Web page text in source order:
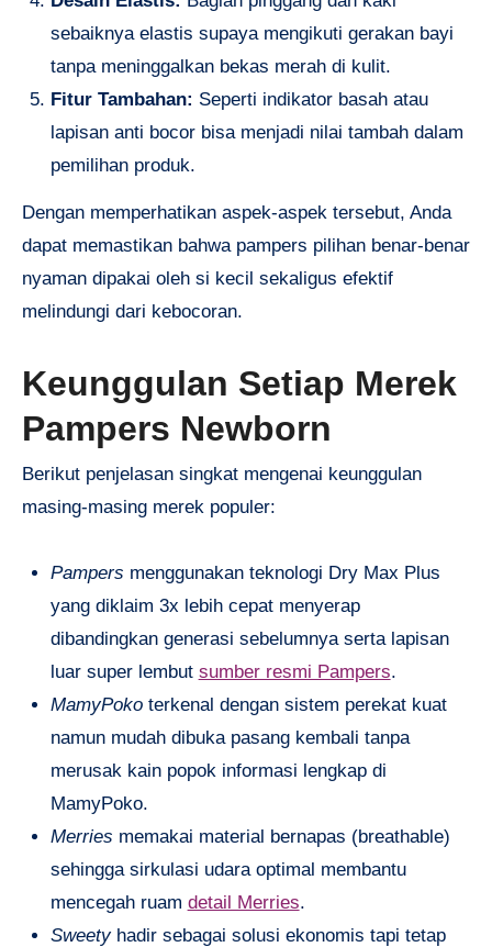
sebaiknya elastis supaya mengikuti gerakan bayi
tanpa meninggalkan bekas merah di kulit.
Fitur Tambahan: Seperti indikator basah atau
lapisan anti bocor bisa menjadi nilai tambah dalam
pemilihan produk.
Dengan memperhatikan aspek-aspek tersebut, Anda
dapat memastikan bahwa pampers pilihan benar-benar
nyaman dipakai oleh si kecil sekaligus efektif
melindungi dari kebocoran.
Keunggulan Setiap Merek
Pampers Newborn
Berikut penjelasan singkat mengenai keunggulan
masing-masing merek populer:
Pampers menggunakan teknologi Dry Max Plus
yang diklaim 3x lebih cepat menyerap
dibandingkan generasi sebelumnya serta lapisan
luar super lembut sumber resmi Pampers.
MamyPokoterkenal dengan sistem perekat kuat
namun mudah dibuka pasang kembali tanpa
merusak kain popok informasi lengkap di
MamyPoko.
Merries memakai material bernapas (breathable)
sehingga sirkulasi udara optimal membantu
mencegah ruam detail Merries.
Sweetyhadir sebagai solusi ekonomis tapi tetap